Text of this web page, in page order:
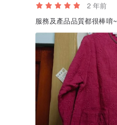
2 年前
服務及產品品質都很棒唷~